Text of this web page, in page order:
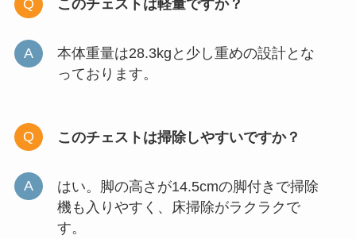
このチェストは軽量ですか？
本体重量は28.3kgと少し重めの設計とな
っております。
このチェストは掃除しやすいですか？
はい。脚の高さが14.5cmの脚付きで掃除
機も入りやすく、床掃除がラクラクで
す。